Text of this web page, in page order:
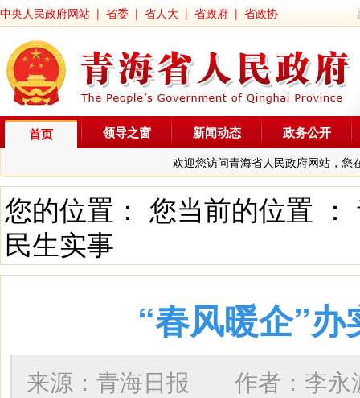
中央人民政府网站 | 省委 | 省人大 | 省政府 | 省政协
首页
欢迎您访问青海省人民政府网站，您
领导之窗 新闻动态 政务公开
您的位置： 您当前的位置 ：
民生实事
“春风暖企”
来源：青海日报 作者： 李